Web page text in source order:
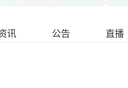
讯 公告 直播